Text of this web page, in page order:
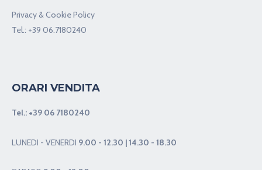
Privacy & Cookie Policy
Tel.: +39 06.7180240
ORARI VENDITA
Tel.: +39 06 7180240
LUNEDI - VENERDI 9.00 - 12.30 | 14.30 - 18.30